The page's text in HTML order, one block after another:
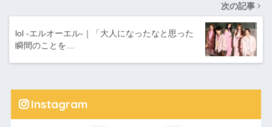
次の記事
lol -エルオーエル-｜「大人になったなと思った
瞬間のことを…
Instagram